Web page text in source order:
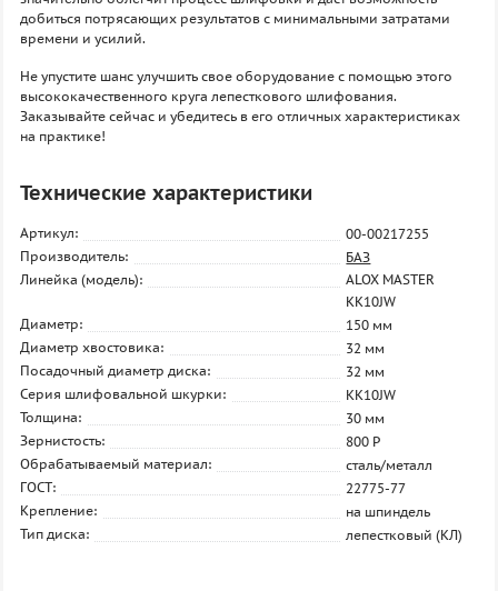
добиться потрясающих результатов с минимальными затратами
времени и усилий.
Не упустите шанс улучшить свое оборудование с помощью этого
высококачественного круга лепесткового шлифования.
Заказывайте сейчас и убедитесь в его отличных характеристиках
на практике!
Технические характеристики
Артикул:
00-00217255
Производитель:
БАЗ
Линейка (модель):
ALOX MASTER
KK10JW
Диаметр:
150 мм
Диаметр хвостовика:
32 мм
Посадочный диаметр диска:
32 мм
Серия шлифовальной шкурки:
KK10JW
Толщина:
30 мм
Зернистость:
800 P
Обрабатываемый материал:
сталь/металл
ГОСТ:
22775-77
Крепление:
на шпиндель
Тип диска:
лепестковый (КЛ)